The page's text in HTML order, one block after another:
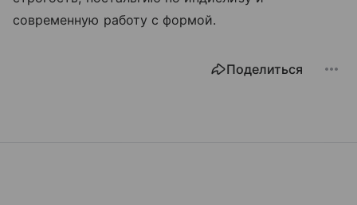
современную работу с формой.
Поделиться